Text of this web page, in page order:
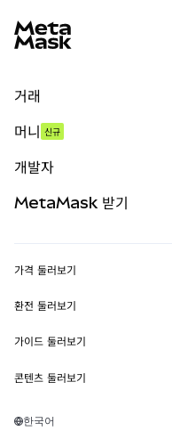
거래
무기한 선물
실물자산
머니 신규
개발자
MetaMask Connect
Snaps
웹3 서비스
MetaMask 받기
보안
고객 지원
채용
가격 둘러보기
이더리움 가격
솔라나 가격
테더 가격
환전 둘러보기
ETH를 USD로 환전
USDT를 INR로 환전
BTC를 INR로 환전
가이드 둘러보기
ETH 매수
콘텐츠 둘러보기
솔라나 지갑
한국어